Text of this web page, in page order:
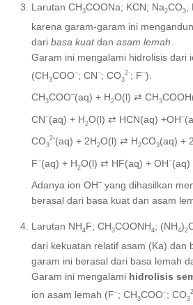
Larutan CH3COONa; KCN; Na2CO3;
karena garam-garam ini
dari basa kuatdan asam lemah
Garam ini mengalami hidrolisis dari
(CH3COO–; CN–; CO3
2-; F–).
CH3COO–(aq) + H2O(l) ⇄ CH3
CN–(aq) + H2O(l) ⇄ HCN(aq) +OH–
CO3
2-(aq) + 2H2O(l) ⇄ H2CO3(aq) +
F–(aq) + H2O(l) ⇄ HF(aq) + OH–(aq)
Adanya ion OH– yang dihasilkan
berasal dari basa kuat dan asam
Larutan NH4F; CH3COONH4; (NH4)2
dari kekuatan relatif asam (Ka) dan
garam ini berasal dari basa lemah
Garam ini mengalami hidrolisis
ion asam lemah (F–; CH3COO–; CO3